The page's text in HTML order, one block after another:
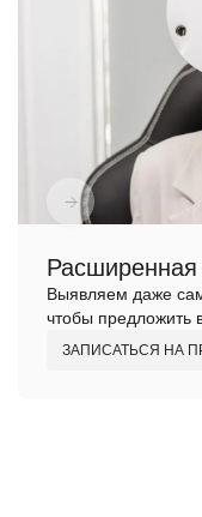
Расширенная
Выявляем даже
чтобы предложить
ЗАПИСАТЬСЯ НА